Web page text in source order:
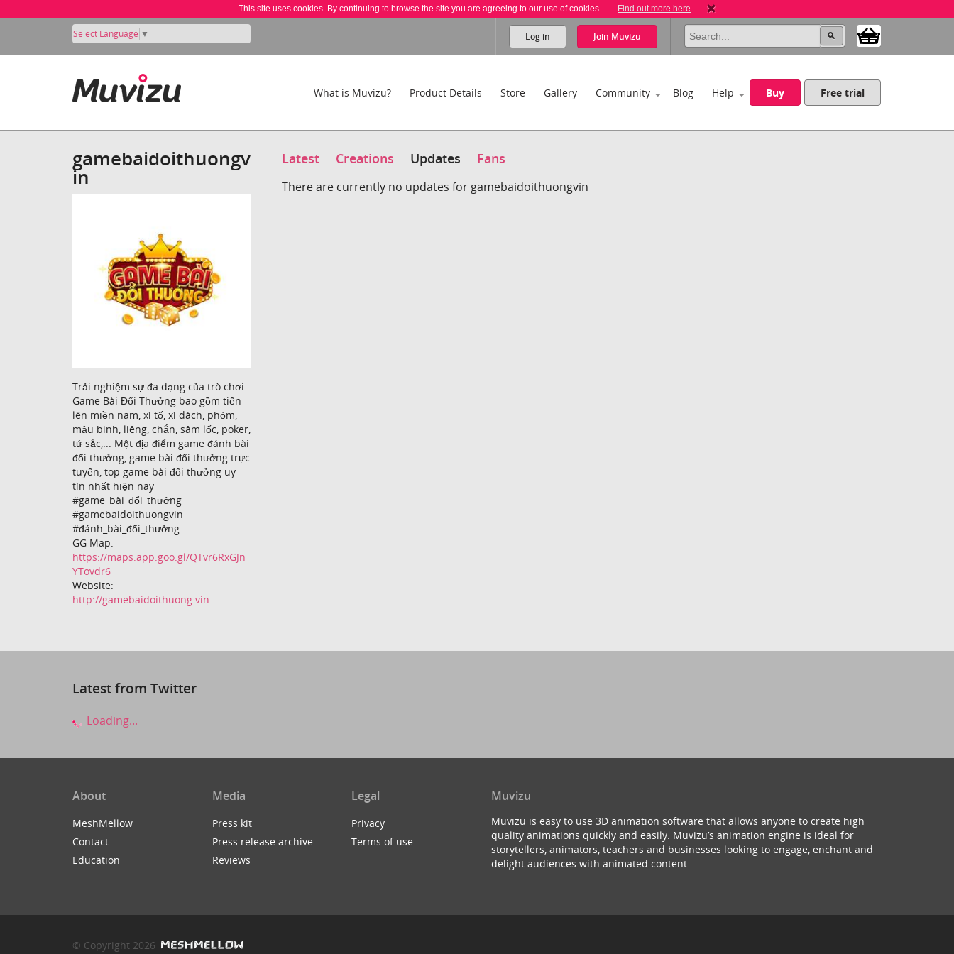
This site uses cookies. By continuing to browse the site you are agreeing to our use of cookies. Find out more here
Select Language ▼ Log in Join Muvizu
What is Muvizu? Product Details Store Gallery Community Blog Help Buy Free trial
gamebaidoithuongv
in
Trải nghiệm sự đa dạng của trò chơi
Game Bài Đổi Thưởng bao gồm tiến
lên miền nam, xì tố, xì dách, phỏm,
mậu binh, liêng, chắn, sâm lốc, poker,
tứ sắc,... Một địa điểm game đánh bài
đổi thưởng, game bài đổi thưởng trực
tuyến, top game bài đổi thưởng uy
tín nhất hiện nay
#game_bài_đổi_thưởng
#gamebaidoithuongvin
#đánh_bài_đổi_thưởng
GG Map:
https://maps.app.goo.gl/QTvr6RxGJn
YTovdr6
Website:
http://gamebaidoithuong.vin
Latest Creations Updates Fans
There are currently no updates for gamebaidoithuongvin
Latest from Twitter
Loading...
About
MeshMellow
Contact
Education
Media
Press kit
Press release archive
Reviews
Legal
Privacy
Terms of use
Muvizu
Muvizu is easy to use 3D animation software that allows anyone to create high
quality animations quickly and easily. Muvizu’s animation engine is ideal for
storytellers, animators, teachers and businesses looking to engage, enchant and
delight audiences with animated content.
© Copyright 2026